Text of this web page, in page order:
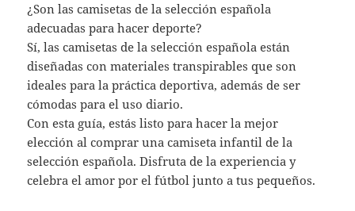
¿Son las camisetas de la selección española
adecuadas para hacer deporte?
Sí, las camisetas de la selección española están
diseñadas con materiales transpirables que son
ideales para la práctica deportiva, además de ser
cómodas para el uso diario.
Con esta guía, estás listo para hacer la mejor
elección al comprar una camiseta infantil de la
selección española. Disfruta de la experiencia y
celebra el amor por el fútbol junto a tus pequeños.